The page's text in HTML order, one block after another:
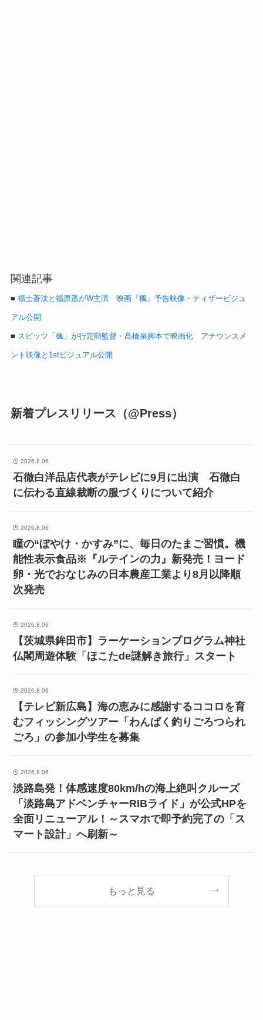
関連記事
■ 福士蒼汰と福原遥がW主演 映画『楓』予告映像・ティザービジュ
アル公開
■ スピッツ「楓」が行定勲監督・髙橋泉脚本で映画化 アナウンスメ
ント映像と1stビジュアル公開
新着プレスリリース（@Press）
2026.8.06
石徹白洋品店代表がテレビに9月に出演 石徹白
に伝わる直線裁断の服づくりについて紹介
2026.8.06
瞳の“ぼやけ・かすみ”に、毎日のたまご習慣。機
能性表示食品※『ルテインの力』新発売！ヨード
卵・光でおなじみの日本農産工業より8月以降順
次発売
2026.8.06
【茨城県鉾田市】ラーケーションプログラム神社
仏閣周遊体験「ほこたde謎解き旅行」スタート
2026.8.06
【テレビ新広島】海の恵みに感謝するココロを育
むフィッシングツアー「わんぱく釣りごろつられ
ごろ」の参加小学生を募集
2026.8.06
淡路島発！体感速度80km/hの海上絶叫クルーズ
「淡路島アドベンチャーRIBライド」が公式HPを
全面リニューアル！～スマホで即予約完了の「ス
マート設計」へ刷新～
もっと見る